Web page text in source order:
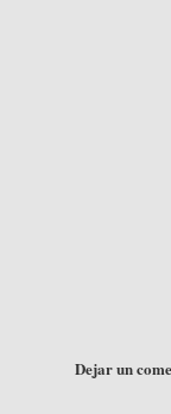
Dejar un